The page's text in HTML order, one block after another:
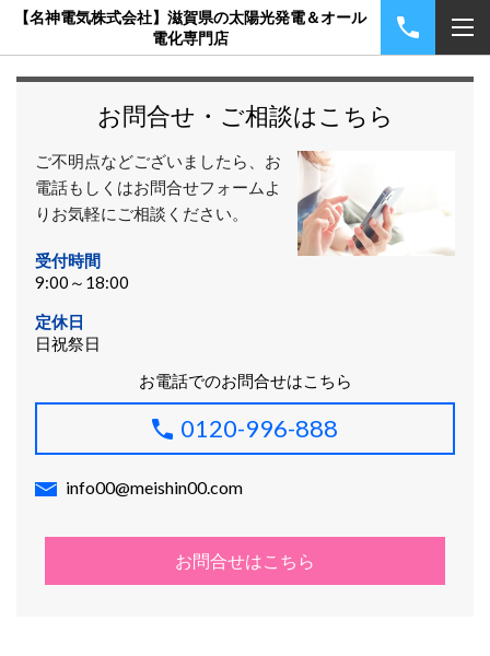
【名神電気株式会社】滋賀県の太陽光発電＆オール
電化専門店
お問合せ・ご相談はこちら
ご不明点などございましたら、お
電話もしくはお問合せフォームよ
りお気軽にご相談ください。
受付時間
9:00～18:00
定休日
日祝祭日
お電話でのお問合せはこちら
0120-996-888
info00@meishin00.com
お問合せはこちら